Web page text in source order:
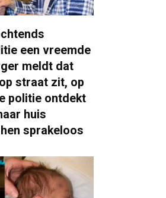
een vreemde
meldt dat
straat zit, op
politie ontdekt
huis
sprakeloos